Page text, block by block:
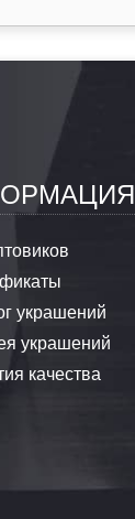
украшений
украшений
качества